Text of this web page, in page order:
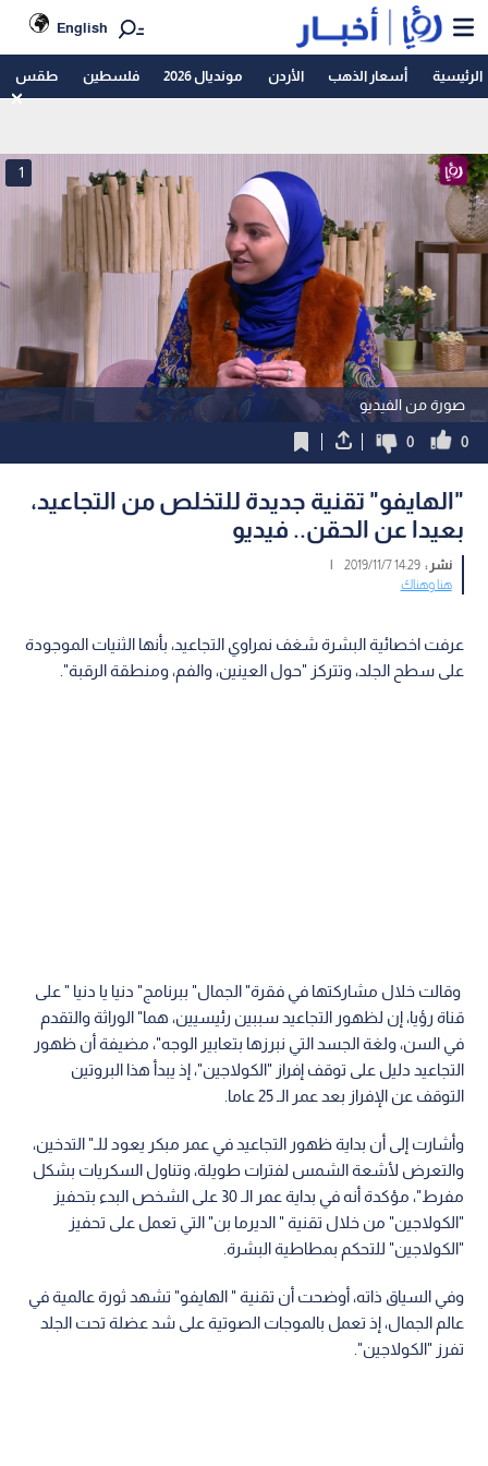
English
الرئيسية أسعار الذهب الأردن مونديال 2026 فلسطين طقس
صورة من الفيديو
1
0
0
"الهايفو" تقنية جديدة للتخلص من التجاعيد،
بعيدا عن الحقن.. فيديو
نشر :14:29 2019/11/7
|
هنا وهناك
عرفت اخصائية البشرة شغف نمراوي التجاعيد، بأنها الثنيات الموجودة
على سطح الجلد، وتتركز "حول العينين، والفم، ومنطقة الرقبة".
وقالت خلال مشاركتها في فقرة" الجمال" ببرنامج" دنيا يا دنيا " على
قناة رؤيا، إن لظهور التجاعيد سببين رئيسيين، هما" الوراثة والتقدم
في السن، ولغة الجسد التي نبرزها بتعابير الوجه"، مضيفة أن ظهور
التجاعيد دليل على توقف إفراز "الكولاجين"، إذ يبدأ هذا البروتين
التوقف عن الإفراز بعد عمر الـ 25 عاما.
وأشارت إلى أن بداية ظهور التجاعيد في عمر مبكر يعود للـ" التدخين،
والتعرض لأشعة الشمس لفترات طويلة، وتناول السكريات بشكل
مفرط"، مؤكدة أنه في بداية عمر الـ 30 على الشخص البدء بتحفيز
"الكولاجين" من خلال تقنية " الديرما بن" التي تعمل على تحفيز
"الكولاجين" للتحكم بمطاطية البشرة.
وفي السياق ذاته، أوضحت أن تقنية " الهايفو" تشهد ثورة عالمية في
عالم الجمال، إذ تعمل بالموجات الصوتية على شد عضلة تحت الجلد
تفرز "الكولاجين".